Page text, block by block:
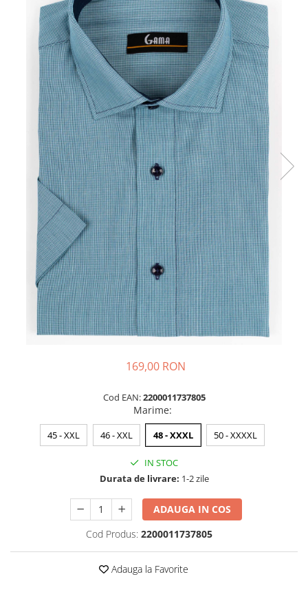
169,00 RON
Cod EAN:2200011737805
Marime:
45 - XXL 46 - XXL 48 - XXXL 50 - XXXXL
IN STOC
Durata de livrare: 1-2 zile
ADAUGA IN COS
Cod Produs: 2200011737805
Adauga la Favorite